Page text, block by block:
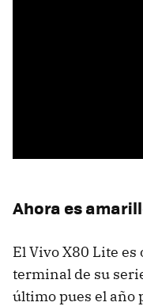
Ahora es
El Vivo X80 Lite
terminal de su
último pues el año